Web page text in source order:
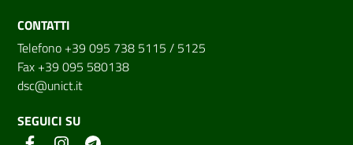
CONTATTI
Telefono +39 095 738 5115 / 5125
Fax +39 095 580138
dsc@unict.it
SEGUICI SU